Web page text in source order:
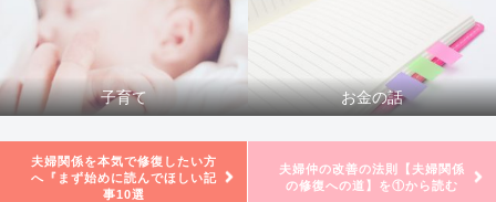
子育て お金の話
夫婦関係を本気で修復したい方
へ『まず始めに読んでほしい記
事10選
夫婦仲の改善の法則【夫婦関係
の修復への道】を①から読む